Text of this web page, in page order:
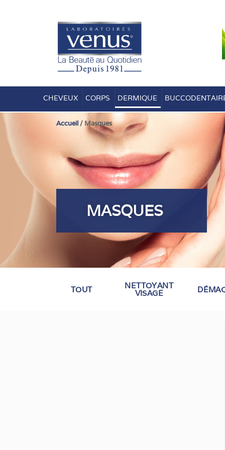
CHEVEUX CORPS DERMIQUE
Accueil / Masques
MASQUES
TOUT NETTOYANT
VISAGE